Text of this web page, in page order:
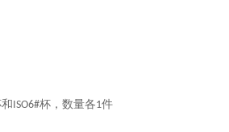
和 ISO6#杯，数量各1件